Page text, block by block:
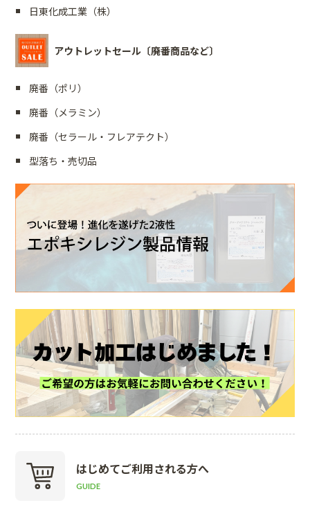
日東化成工業（株）
アウトレットセール〔廃番商品など〕
廃番（ポリ）
廃番（メラミン）
廃番（セラール・フレアテクト）
型落ち・売切品
はじめてご利用される方へ
GUIDE